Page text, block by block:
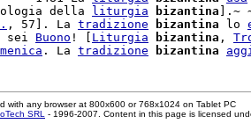
della liturgia bizantina ].~
, 57]. La tradizione bizantina lo
sei Buono ! [ Liturgia bizantina ,
. La tradizione bizantina
with any browser at 800x600 or 768x1024 on Tablet PC
SRL - 1996-2007. Content in this page is licensed